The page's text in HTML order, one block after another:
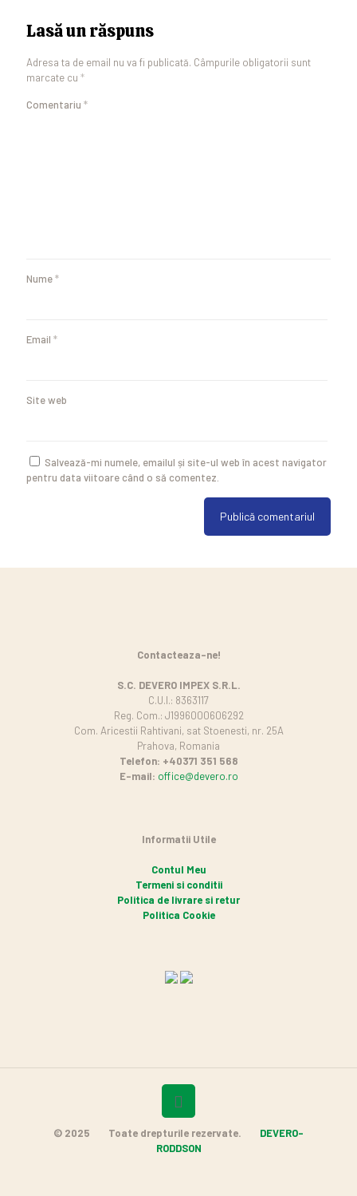
Lasă un răspuns
Adresa ta de email nu va fi publicată. Câmpurile obligatorii sunt
marcate cu *
Comentariu *
Nume*
Email *
Site web
Salvează-mi numele, emailul și site-ul web în acest navigator
pentru data viitoare când o să comentez.
Contacteaza-ne!
S.C. DEVERO IMPEX S.R.L.
C.U.I.: 8363117
Reg. Com.: J1996000606292
Com. Aricestii Rahtivani, sat Stoenesti, nr. 25A
Prahova, Romania
Telefon: +40371 351 568
E-mail: office@devero.ro
Informatii Utile
Contul Meu
Termeni si conditii
Politica de livrare si retur
Politica Cookie
© 2025 Toate drepturile rezervate.
DEVERO-
RODDSON